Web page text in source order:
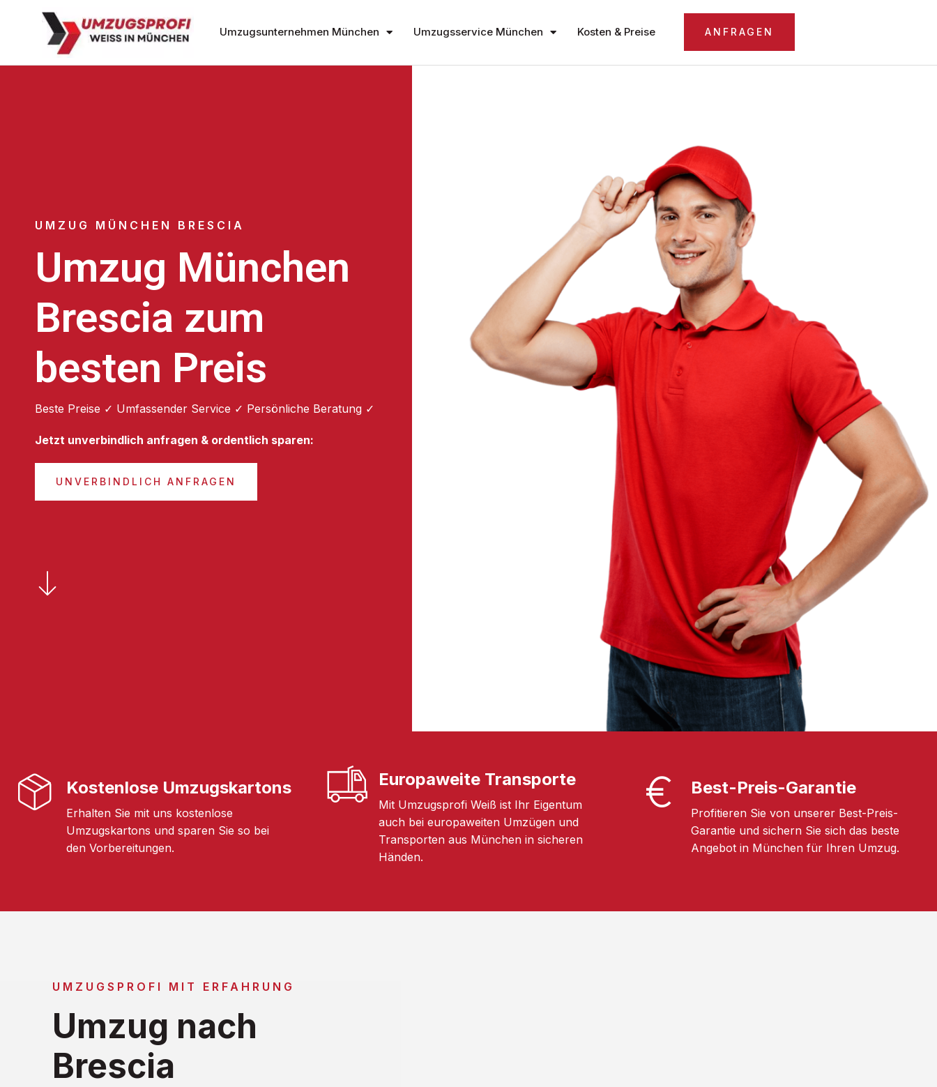
Umzugsunternehmen München Umzugsservice München Kosten & Preise ANFRAGEN
UMZUG MÜNCHEN BRESCIA
Umzug München
Brescia zum
besten Preis
Beste Preise ✓ Umfassender Service ✓ Persönliche Beratung ✓
Jetzt unverbindlich anfragen & ordentlich sparen:
UNVERBINDLICH ANFRAGEN
Kostenlose Umzugskartons
Erhalten Sie mit uns kostenlose
Umzugskartons und sparen Sie so bei
den Vorbereitungen.
Europaweite Transporte
Mit Umzugsprofi Weiß ist Ihr Eigentum
auch bei europaweiten Umzügen und
Transporten aus München in sicheren
Händen.
Best-Preis-Garantie
Profitieren Sie von unserer Best-Preis-
Garantie und sichern Sie sich das beste
Angebot in München für Ihren Umzug.
UMZUGSPROFI MIT ERFAHRUNG
Umzug nach
Brescia